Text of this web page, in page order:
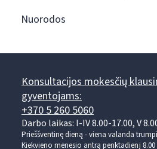
Nuorodos
Konsultacijos mokesčių
gyventojams:
+370 5 260 5060
Darbo laikas: I-IV 8.00-17.00, V
Prieššventinę dieną - viena valanda
Kiekvieno mėnesio antrą penktadienį 8.00